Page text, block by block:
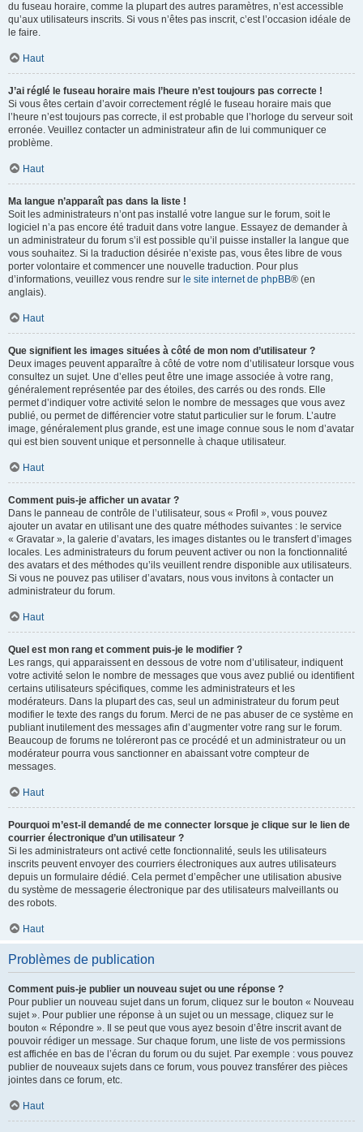
du fuseau horaire, comme la plupart des autres paramètres, n’est accessible
qu’aux utilisateurs inscrits. Si vous n’êtes pas inscrit, c’est l’occasion idéale de
le faire.
Haut
J’ai réglé le fuseau horaire mais l’heure n’est toujours pas correcte !
Si vous êtes certain d’avoir correctement réglé le fuseau horaire mais que
l’heure n’est toujours pas correcte, il est probable que l’horloge du serveur soit
erronée. Veuillez contacter un administrateur afin de lui communiquer ce
problème.
Haut
Ma langue n’apparaît pas dans la liste !
Soit les administrateurs n’ont pas installé votre langue sur le forum, soit le
logiciel n’a pas encore été traduit dans votre langue. Essayez de demander à
un administrateur du forum s’il est possible qu’il puisse installer la langue que
vous souhaitez. Si la traduction désirée n’existe pas, vous êtes libre de vous
porter volontaire et commencer une nouvelle traduction. Pour plus
d’informations, veuillez vous rendre sur le site internet de phpBB® (en
anglais).
Haut
Que signifient les images situées à côté de mon nom d’utilisateur ?
Deux images peuvent apparaître à côté de votre nom d’utilisateur lorsque vous
consultez un sujet. Une d’elles peut être une image associée à votre rang,
généralement représentée par des étoiles, des carrés ou des ronds. Elle
permet d’indiquer votre activité selon le nombre de messages que vous avez
publié, ou permet de différencier votre statut particulier sur le forum. L’autre
image, généralement plus grande, est une image connue sous le nom d’avatar
qui est bien souvent unique et personnelle à chaque utilisateur.
Haut
Comment puis-je afficher un avatar ?
Dans le panneau de contrôle de l’utilisateur, sous « Profil », vous pouvez
ajouter un avatar en utilisant une des quatre méthodes suivantes : le service
« Gravatar », la galerie d’avatars, les images distantes ou le transfert d’images
locales. Les administrateurs du forum peuvent activer ou non la fonctionnalité
des avatars et des méthodes qu’ils veuillent rendre disponible aux utilisateurs.
Si vous ne pouvez pas utiliser d’avatars, nous vous invitons à contacter un
administrateur du forum.
Haut
Quel est mon rang et comment puis-je le modifier ?
Les rangs, qui apparaissent en dessous de votre nom d’utilisateur, indiquent
votre activité selon le nombre de messages que vous avez publié ou identifient
certains utilisateurs spécifiques, comme les administrateurs et les
modérateurs. Dans la plupart des cas, seul un administrateur du forum peut
modifier le texte des rangs du forum. Merci de ne pas abuser de ce système en
publiant inutilement des messages afin d’augmenter votre rang sur le forum.
Beaucoup de forums ne toléreront pas ce procédé et un administrateur ou un
modérateur pourra vous sanctionner en abaissant votre compteur de
messages.
Haut
Pourquoi m’est-il demandé de me connecter lorsque je clique sur le lien de
courrier électronique d’un utilisateur ?
Si les administrateurs ont activé cette fonctionnalité, seuls les utilisateurs
inscrits peuvent envoyer des courriers électroniques aux autres utilisateurs
depuis un formulaire dédié. Cela permet d’empêcher une utilisation abusive
du système de messagerie électronique par des utilisateurs malveillants ou
des robots.
Haut
Problèmes de publication
Comment puis-je publier un nouveau sujet ou une réponse ?
Pour publier un nouveau sujet dans un forum, cliquez sur le bouton « Nouveau
sujet ». Pour publier une réponse à un sujet ou un message, cliquez sur le
bouton « Répondre ». Il se peut que vous ayez besoin d’être inscrit avant de
pouvoir rédiger un message. Sur chaque forum, une liste de vos permissions
est affichée en bas de l’écran du forum ou du sujet. Par exemple : vous pouvez
publier de nouveaux sujets dans ce forum, vous pouvez transférer des pièces
jointes dans ce forum, etc.
Haut